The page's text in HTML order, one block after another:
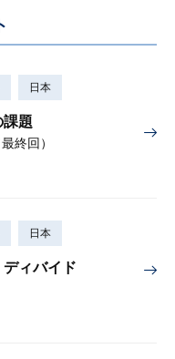
日本
題
終回）
日本
ィバイド